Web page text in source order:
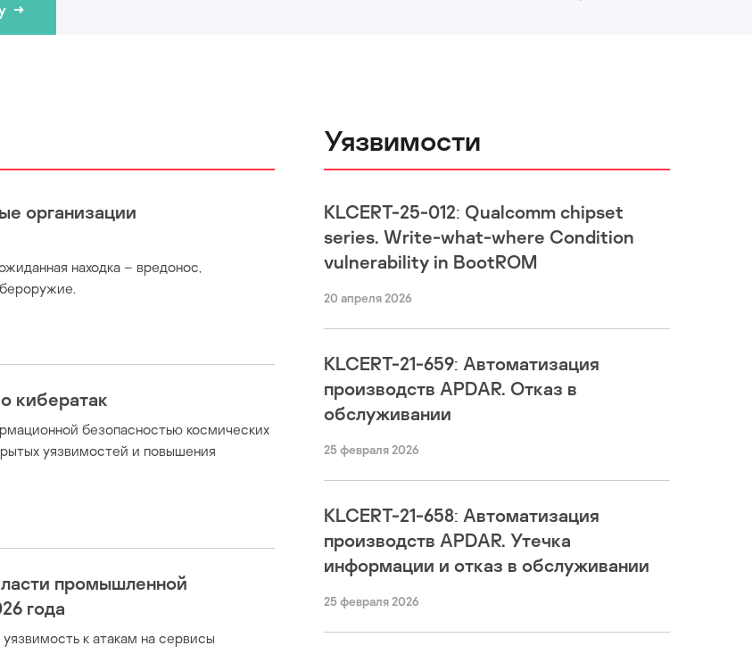
организации
находка – вредонос,
кибератак
безопасностью космических
уязвимостей и повышения
промышленной
года
к атакам на сервисы
Уязвимости
KLCERT-25-012: Qualcomm chipset
series. Write-what-where Condition
vulnerability in BootROM
20 апреля 2026
KLCERT-21-659: Автоматизация
производств APDAR. Отказ в
обслуживании
25 февраля 2026
KLCERT-21-658: Автоматизация
производств APDAR. Утечка
информации и отказ в обслуживании
25 февраля 2026